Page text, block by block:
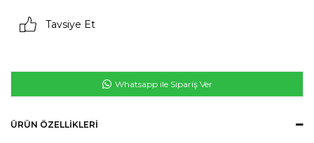
Tavsiye Et
Whatsapp ile Sipariş Ver
ÜRÜN ÖZELLIKLERI